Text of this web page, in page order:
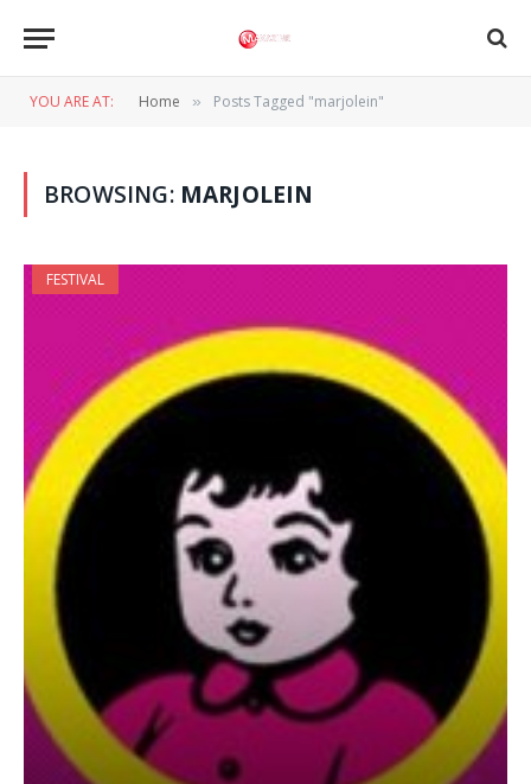
YOU ARE AT: Home » Posts Tagged "marjolein"
BROWSING: MARJOLEIN
FESTIVAL